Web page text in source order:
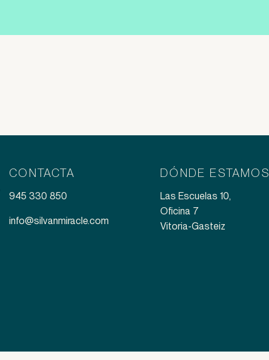
CONTACTA
945 330 850
info@silvanmiracle.com
DÓNDE ESTAMOS
Las Escuelas 10,
Oficina 7
Vitoria-Gasteiz